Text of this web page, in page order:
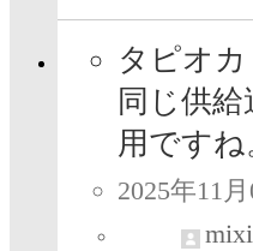
タピオ
同じ供
用ですね
2025年11